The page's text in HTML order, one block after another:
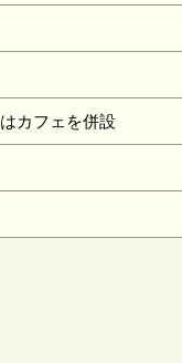
カフェを併設